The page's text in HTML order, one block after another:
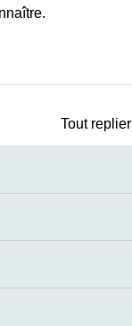
Tout replier